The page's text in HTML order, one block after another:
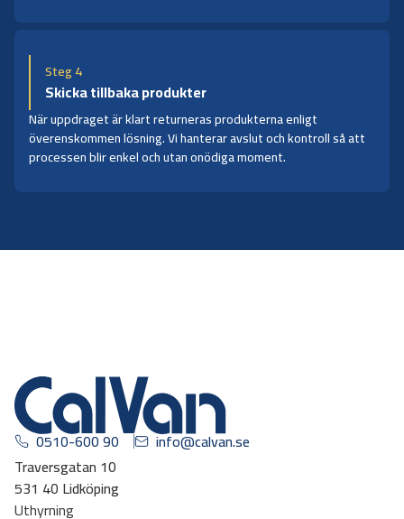
Steg 4
Skicka tillbaka produkter
När uppdraget är klart returneras produkterna enligt
överenskommen lösning. Vi hanterar avslut och kontroll så att
processen blir enkel och utan onödiga moment.
0510-600 90
info@calvan.se
Traversgatan 10
531 40 Lidköping
Uthyrning